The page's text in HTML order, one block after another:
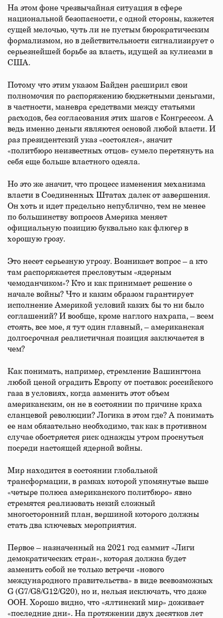
На этом фоне чрезвычайная ситуация в сфере
национальной безопасности, с одной стороны, кажется
сущей мелочью, чуть ли не пустым бюрократическим
формализмом, но в действительности сигнализирует о
серьезнейшей борьбе за власть, идущей за кулисами в
США.
Потому что этим указом Байден расширил свои
полномочия по распоряжению бюджетными деньгами,
в частности, маневра средствами между статьями
расходов, без согласования этих шагов с Конгрессом. А
ведь именно деньги являются основой любой власти. И
раз президентский указ «состоялся», значит
«политбюро неизвестных отцов» сумело перетянуть на
себя еще больше властного одеяла.
Но это же значит, что процесс изменения механизма
власти в Соединенных Штатах далек от завершения.
Он хоть и идет предельно непублично, тем не менее
по большинству вопросов Америка меняет
официальную позицию буквально как флюгер в
хорошую грозу.
Это несет серьезную угрозу. Возникает вопрос – а кто
там распоряжается пресловутым «ядерным
чемоданчиком»? Кто и как принимает решение о
начале войны? Что и каким образом гарантирует
исполнение Америкой условий каких бы то ни было
соглашений? И вообще, кроме наглого нахрапа, – всем
стоять, все мое, я тут один главный, – американская
долгосрочная реалистичная позиция заключается в
чем?
Как понимать, например, стремление Вашингтона
любой ценой оградить Европу от поставок российского
газа в условиях, когда заменить этот объем
американским, он не в состоянии по причине краха
сланцевой революции? Логика в этом где? А понимать
ее нам обязательно необходимо, так как в противном
случае обостряется риск однажды утром проснуться
посреди настоящей ядерной войны.
Мир находится в состоянии глобальной
трансформации, в рамках которой упомянутые выше
«четыре полюса американского политбюро» явно
стремятся реализовать некий сложный
многосторонний план, вершиной которого должны
стать два ключевых мероприятия.
Первое – назначенный на 2021 год саммит «Лиги
демократических стран», которая должна будет
заменить собой не только встречи «нового
международного правительства» в виде всевозможных
G (G7/G8/G12/G20), но и, нельзя исключать, что даже
ООН. Хорошо видно, что «ялтинский мир» доживает
«последние дни». На протяжении двух десятков лет